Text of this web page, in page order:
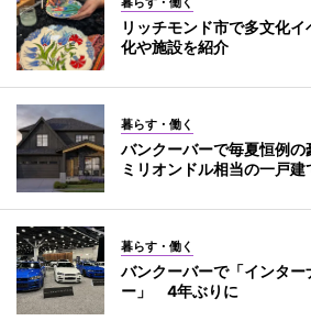
リッチモンド市で多文化
化や施設を紹介
暮らす・働く
バンクーバーで毎夏恒例
ミリオンドル相当の一戸建
暮らす・働く
バンクーバーで「インタ
ー」 4年ぶりに